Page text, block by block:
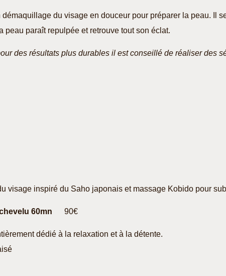
du visage en douceur pour préparer la peau. Il
peau paraît repulpée et retrouve tout son éclat.
des résultats plus durables il est conseillé de réaliser des
visage inspiré du Saho japonais et massage Kobido pour
60mn 90€
dédié à la relaxation et à la détente.